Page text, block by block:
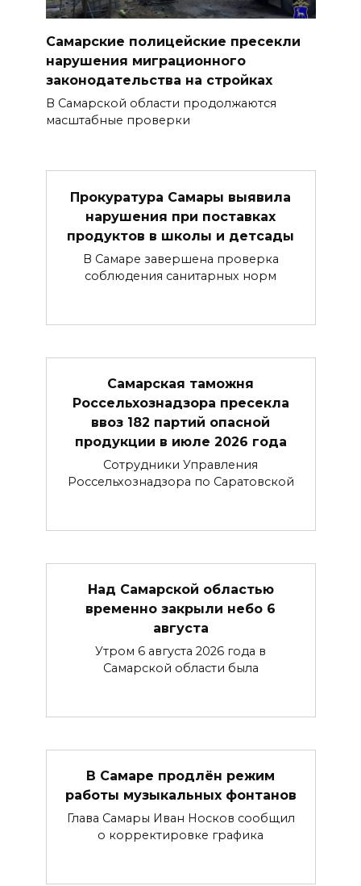
Самарские полицейские пресекли
нарушения миграционного
законодательства на стройках
В Самарской области продолжаются
масштабные проверки
Прокуратура Самары выявила
нарушения при поставках
продуктов в школы и детсады
В Самаре завершена проверка
соблюдения санитарных норм
Самарская таможня
Россельхознадзора пресекла
ввоз 182 партий опасной
продукции в июле 2026 года
Сотрудники Управления
Россельхознадзора по Саратовской
Над Самарской областью
временно закрыли небо 6
августа
Утром 6 августа 2026 года в
Самарской области была
В Самаре продлён режим
работы музыкальных фонтанов
Глава Самары Иван Носков сообщил
о корректировке графика